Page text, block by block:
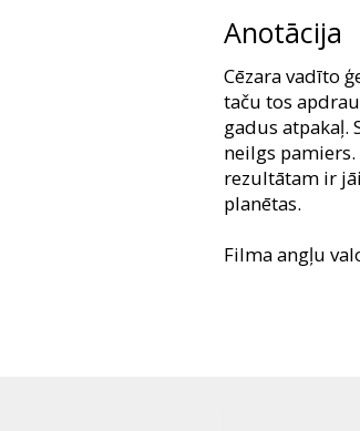
Anotācija
Cēzara vadīto
taču tos
gadus atpakaļ.
neilgs
rezultātam ir
planētas.
Filma angļu